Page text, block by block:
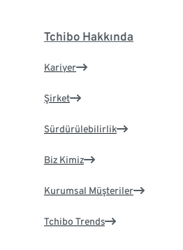
Tchibo Hakkında
Kariyer
Şirket
Sürdürülebilirlik
Biz Kimiz
Kurumsal Müşteriler
Tchibo Trends